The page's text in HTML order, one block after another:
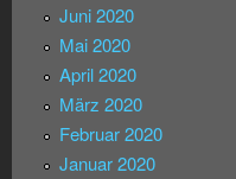
Juni 2020
Mai 2020
April 2020
März 2020
Februar 2020
Januar 2020